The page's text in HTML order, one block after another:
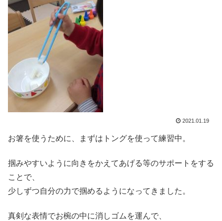
2021.01.19
お箸を使うために、まずはトングを使って練習中。
掴みやすいように向きをかえてあげる等のサポートをする
ことで、
少しずつ自分の力で掴めるようになってきました。
真剣な表情でお椀の中に消しゴムを運んで、